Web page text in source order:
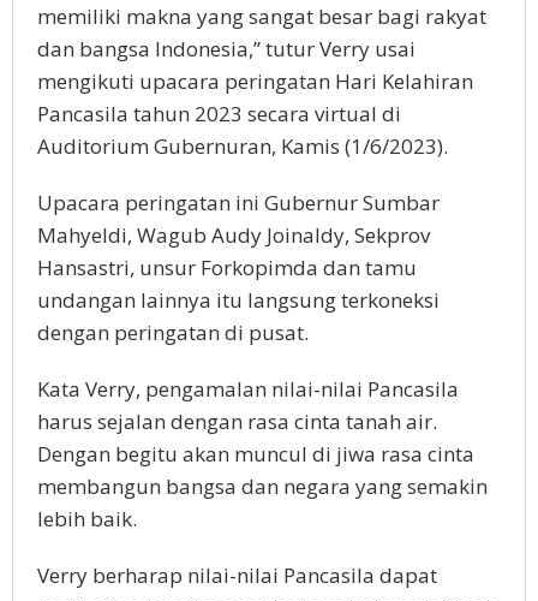
memiliki makna yang sangat besar bagi rakyat
dan bangsa Indonesia,” tutur Verry usai
mengikuti upacara peringatan Hari Kelahiran
Pancasila tahun 2023 secara virtual di
Auditorium Gubernuran, Kamis (1/6/2023).
Upacara peringatan ini Gubernur Sumbar
Mahyeldi, Wagub Audy Joinaldy, Sekprov
Hansastri, unsur Forkopimda dan tamu
undangan lainnya itu langsung terkoneksi
dengan peringatan di pusat.
Kata Verry, pengamalan nilai-nilai Pancasila
harus sejalan dengan rasa cinta tanah air.
Dengan begitu akan muncul di jiwa rasa cinta
membangun bangsa dan negara yang semakin
lebih baik.
Verry berharap nilai-nilai Pancasila dapat